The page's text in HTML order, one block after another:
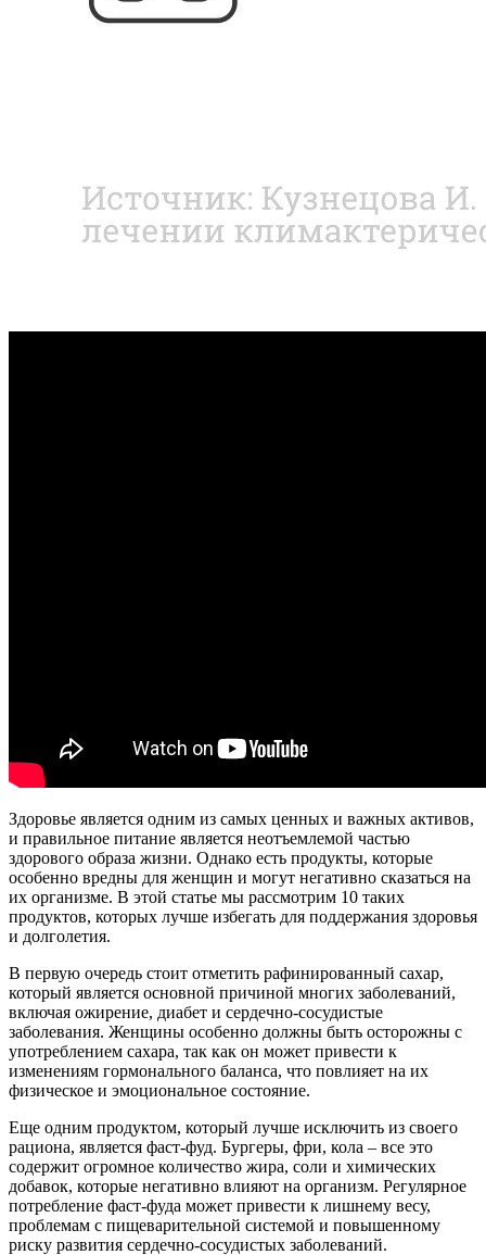
Здоровье является одним из самых ценных и важных активов,
и правильное питание является неотъемлемой частью
здорового образа жизни. Однако есть продукты, которые
особенно вредны для женщин и могут негативно сказаться на
их организме. В этой статье мы рассмотрим 10 таких
продуктов, которых лучше избегать для поддержания здоровья
и долголетия.
В первую очередь стоит отметить рафинированный сахар,
который является основной причиной многих заболеваний,
включая ожирение, диабет и сердечно-сосудистые
заболевания. Женщины особенно должны быть осторожны с
употреблением сахара, так как он может привести к
изменениям гормонального баланса, что повлияет на их
физическое и эмоциональное состояние.
Еще одним продуктом, который лучше исключить из своего
рациона, является фаст-фуд. Бургеры, фри, кола – все это
содержит огромное количество жира, соли и химических
добавок, которые негативно влияют на организм. Регулярное
потребление фаст-фуда может привести к лишнему весу,
проблемам с пищеварительной системой и повышенному
риску развития сердечно-сосудистых заболеваний.